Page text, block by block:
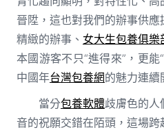
晉陞，這也對我們的辦事供
精緻的辦事、 女大生包養俱樂
本國游客不只“進得來”，更
中國年台灣包養網的魅力連續
當分包養軟體歧膚色的人
音的祝願交錯在陌頭，這場